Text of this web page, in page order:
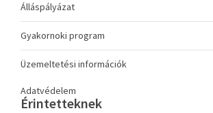
Álláspályázat
Gyakornoki program
Üzemeltetési információk
Adatvédelem
Érintetteknek